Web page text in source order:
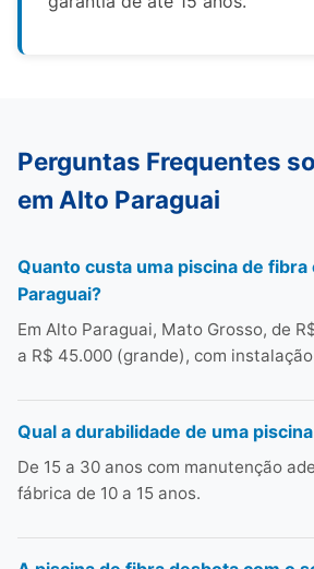
Perguntas Frequentes
em Alto Paraguai
Quanto custa uma piscina de fibra
Paraguai?
Em Alto Paraguai, Mato Grosso, de
a R$ 45.000 (grande), com
Qual a durabilidade de uma
De 15 a 30 anos com manutenção
fábrica de 10 a 15 anos.